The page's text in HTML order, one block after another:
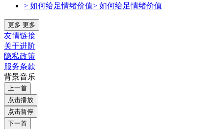
> 如何给足情绪价值> 如何给足情绪价值
更多 更多
友情链接
关于进阶
隐私政策
服务条款
背景音乐
上一首
点击播放
点击暂停
下一首